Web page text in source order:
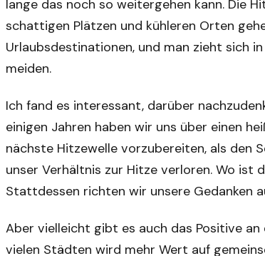
lange das noch so weitergehen kann. Die
schattigen Plätzen und kühleren Orten
Urlaubsdestinationen, und man zieht sich
meiden.
Ich fand es interessant, darüber
einigen Jahren haben wir uns über einen
nächste Hitzewelle vorzubereiten, als den
unser Verhältnis zur Hitze verloren. Wo ist
Stattdessen richten wir unsere Gedanken
Aber vielleicht gibt es auch das Positive an
vielen Städten wird mehr Wert auf